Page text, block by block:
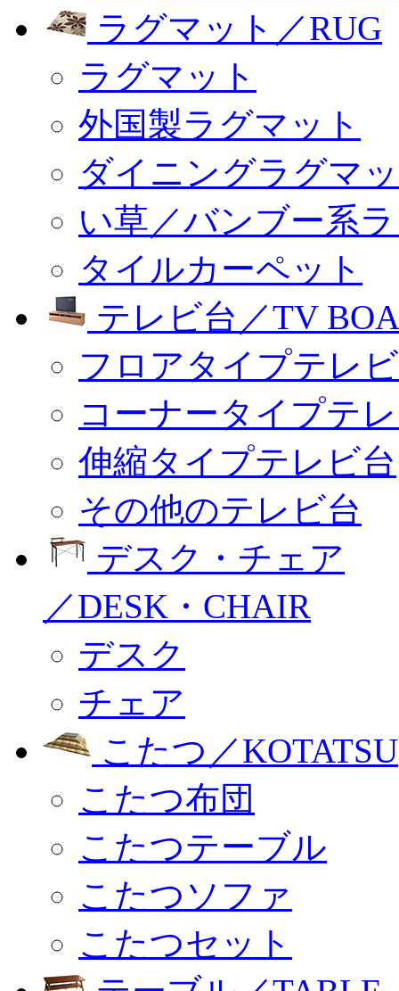
ラグマット／RUG
ラグマット
外国製ラグマット
ダイニングラグマ
い草／バンブー系
タイルカーペット
テレビ台／TV
フロアタイプテレ
コーナータイプテ
伸縮タイプテレビ台
その他のテレビ台
デスク・チェア
／DESK・CHAIR
デスク
チェア
こたつ／KOTATSU
こたつ布団
こたつテーブル
こたつソファ
こたつセット